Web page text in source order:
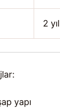
2
yapı